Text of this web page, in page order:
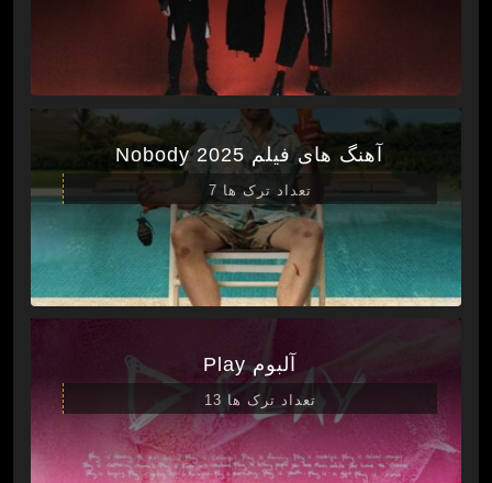
آهنگ های فیلم Nobody 2025
تعداد ترک ها 7
آلبوم Play
تعداد ترک ها 13